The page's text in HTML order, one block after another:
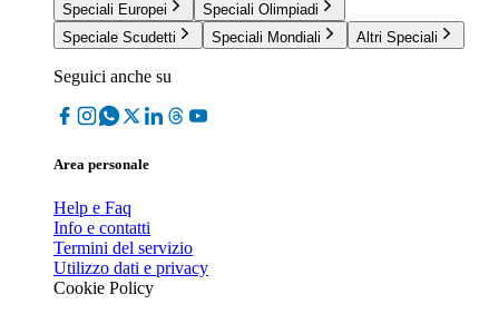
Speciali Europei
Speciali Olimpiadi
Speciale Scudetti
Speciali Mondiali Altri Speciali
Seguici anche su
Area personale
Help e Faq
Info e contatti
Termini del servizio
Utilizzo dati e privacy
Cookie Policy